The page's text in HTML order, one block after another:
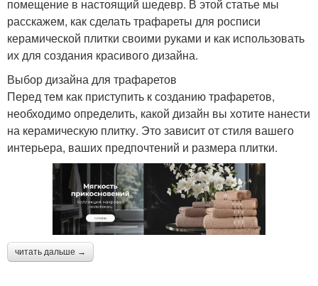
помещение в настоящий шедевр. В этой статье мы
расскажем, как сделать трафареты для росписи
керамической плитки своими руками и как использовать
их для создания красивого дизайна.
Выбор дизайна для трафаретов
Перед тем как приступить к созданию трафаретов,
необходимо определить, какой дизайн вы хотите нанести
на керамическую плитку. Это зависит от стиля вашего
интерьера, ваших предпочтений и размера плитки.
читать дальше →